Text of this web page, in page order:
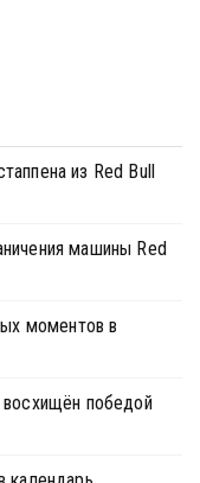
из Red Bull
машины Red
моментов в
победой